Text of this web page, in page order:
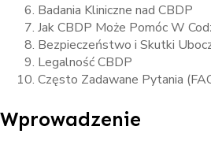
Badania Kliniczne nad CBDP
Jak CBDP Może Pomóc W
Bezpieczeństwo i Skutki
Legalność CBDP
Często Zadawane Pytania
Wprowadzenie